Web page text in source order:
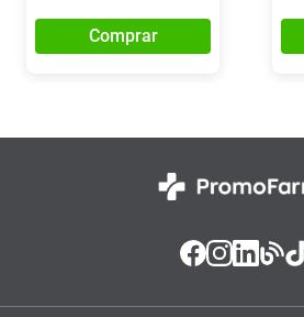
Comprar